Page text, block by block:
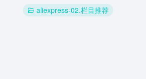
aliexpress-02.栏目推荐